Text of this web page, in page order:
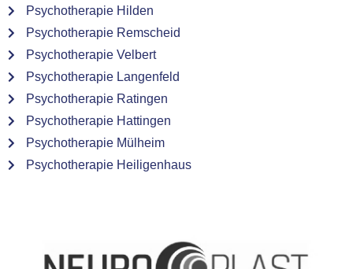
Psychotherapie Hilden
Psychotherapie Remscheid
Psychotherapie Velbert
Psychotherapie Langenfeld
Psychotherapie Ratingen
Psychotherapie Hattingen
Psychotherapie Mülheim
Psychotherapie Heiligenhaus